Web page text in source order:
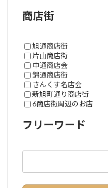
商店街
旭通商店街
片山商店街
中通商店会
錦通商店街
さんくす名店会
新旭町通り商店街
6商店街周辺のお店
フリーワード